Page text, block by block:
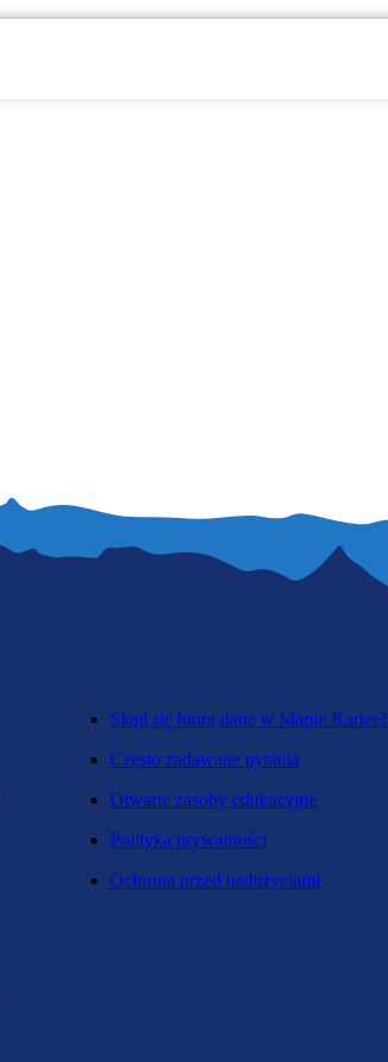
Skąd się biorą dane w Mapie Karier?
Często zadawane pytania
Otwarte zasoby edukacyjne
Polityka prywatności
Ochrona przed nadużyciami